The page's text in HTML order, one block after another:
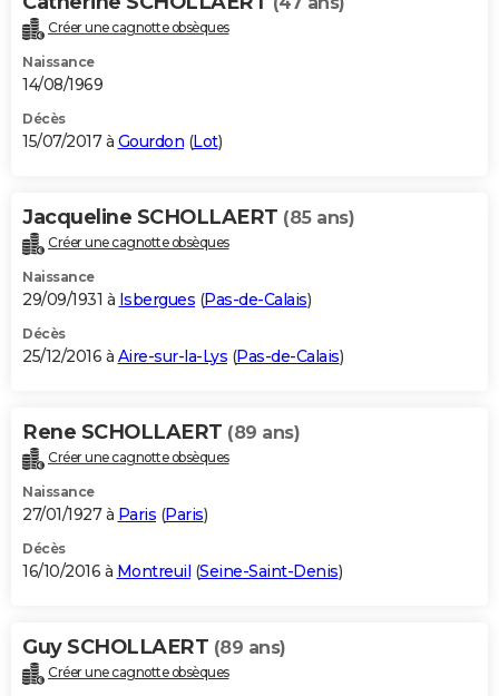
Créer une cagnotte obsèques
Naissance
14/08/1969
Décès
15/07/2017 à Gourdon (Lot)
Jacqueline SCHOLLAERT (85 ans)
Créer une cagnotte obsèques
Naissance
29/09/1931 à Isbergues (Pas-de-Calais)
Décès
25/12/2016 à Aire-sur-la-Lys (Pas-de-Calais)
Rene SCHOLLAERT (89 ans)
Créer une cagnotte obsèques
Naissance
27/01/1927 à Paris (Paris)
Décès
16/10/2016 à Montreuil (Seine-Saint-Denis)
Guy SCHOLLAERT (89 ans)
Créer une cagnotte obsèques